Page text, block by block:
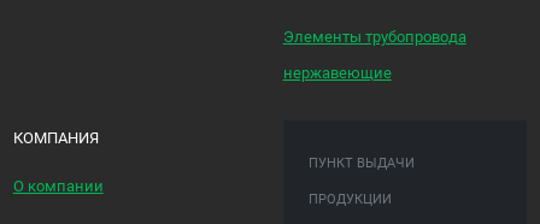
Элементы трубопровода
нержавеющие
КОМПАНИЯ
О компании
ПУНКТ ВЫДАЧИ
ПРОДУКЦИИ